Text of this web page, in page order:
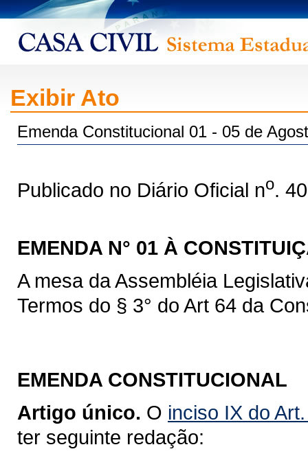
Exibir Ato
Emenda Constitucional 01 - 05 de
Publicado no Diário Oficial no.
EMENDA N° 01 À
A mesa da Assembléia
Termos do § 3° do Art 64 da
EMENDA CONSTITUCIONAL
Artigo único. O inciso IX do
ter seguinte redação: